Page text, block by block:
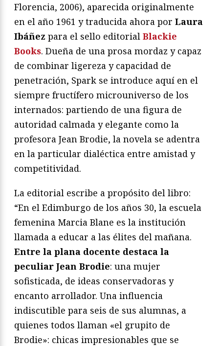
Florencia, 2006), aparecida originalmente
en el año 1961 y traducida ahora por Laura
Ibáñez para el sello editorial Blackie
Books. Dueña de una prosa mordaz y capaz
de combinar ligereza y capacidad de
penetración, Spark se introduce aquí en el
siempre fructífero microuniverso de los
internados: partiendo de una figura de
autoridad calmada y elegante como la
profesora Jean Brodie, la novela se adentra
en la particular dialéctica entre amistad y
competitividad.
La editorial escribe a propósito del libro:
“En el Edimburgo de los años 30, la escuela
femenina Marcia Blane es la institución
llamada a educar a las élites del mañana.
Entre la plana docente destaca la
peculiar Jean Brodie: una mujer
sofisticada, de ideas conservadoras y
encanto arrollador. Una influencia
indiscutible para seis de sus alumnas, a
quienes todos llaman «el grupito de
Brodie»: chicas impresionables que se